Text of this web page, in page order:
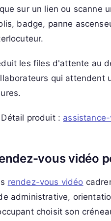
sur un lien ou scanne
badge, panne
les files d'attente au
qui attendent
produit :
vous vidéo
rendez-vous vidéo
administrative,
choisit son